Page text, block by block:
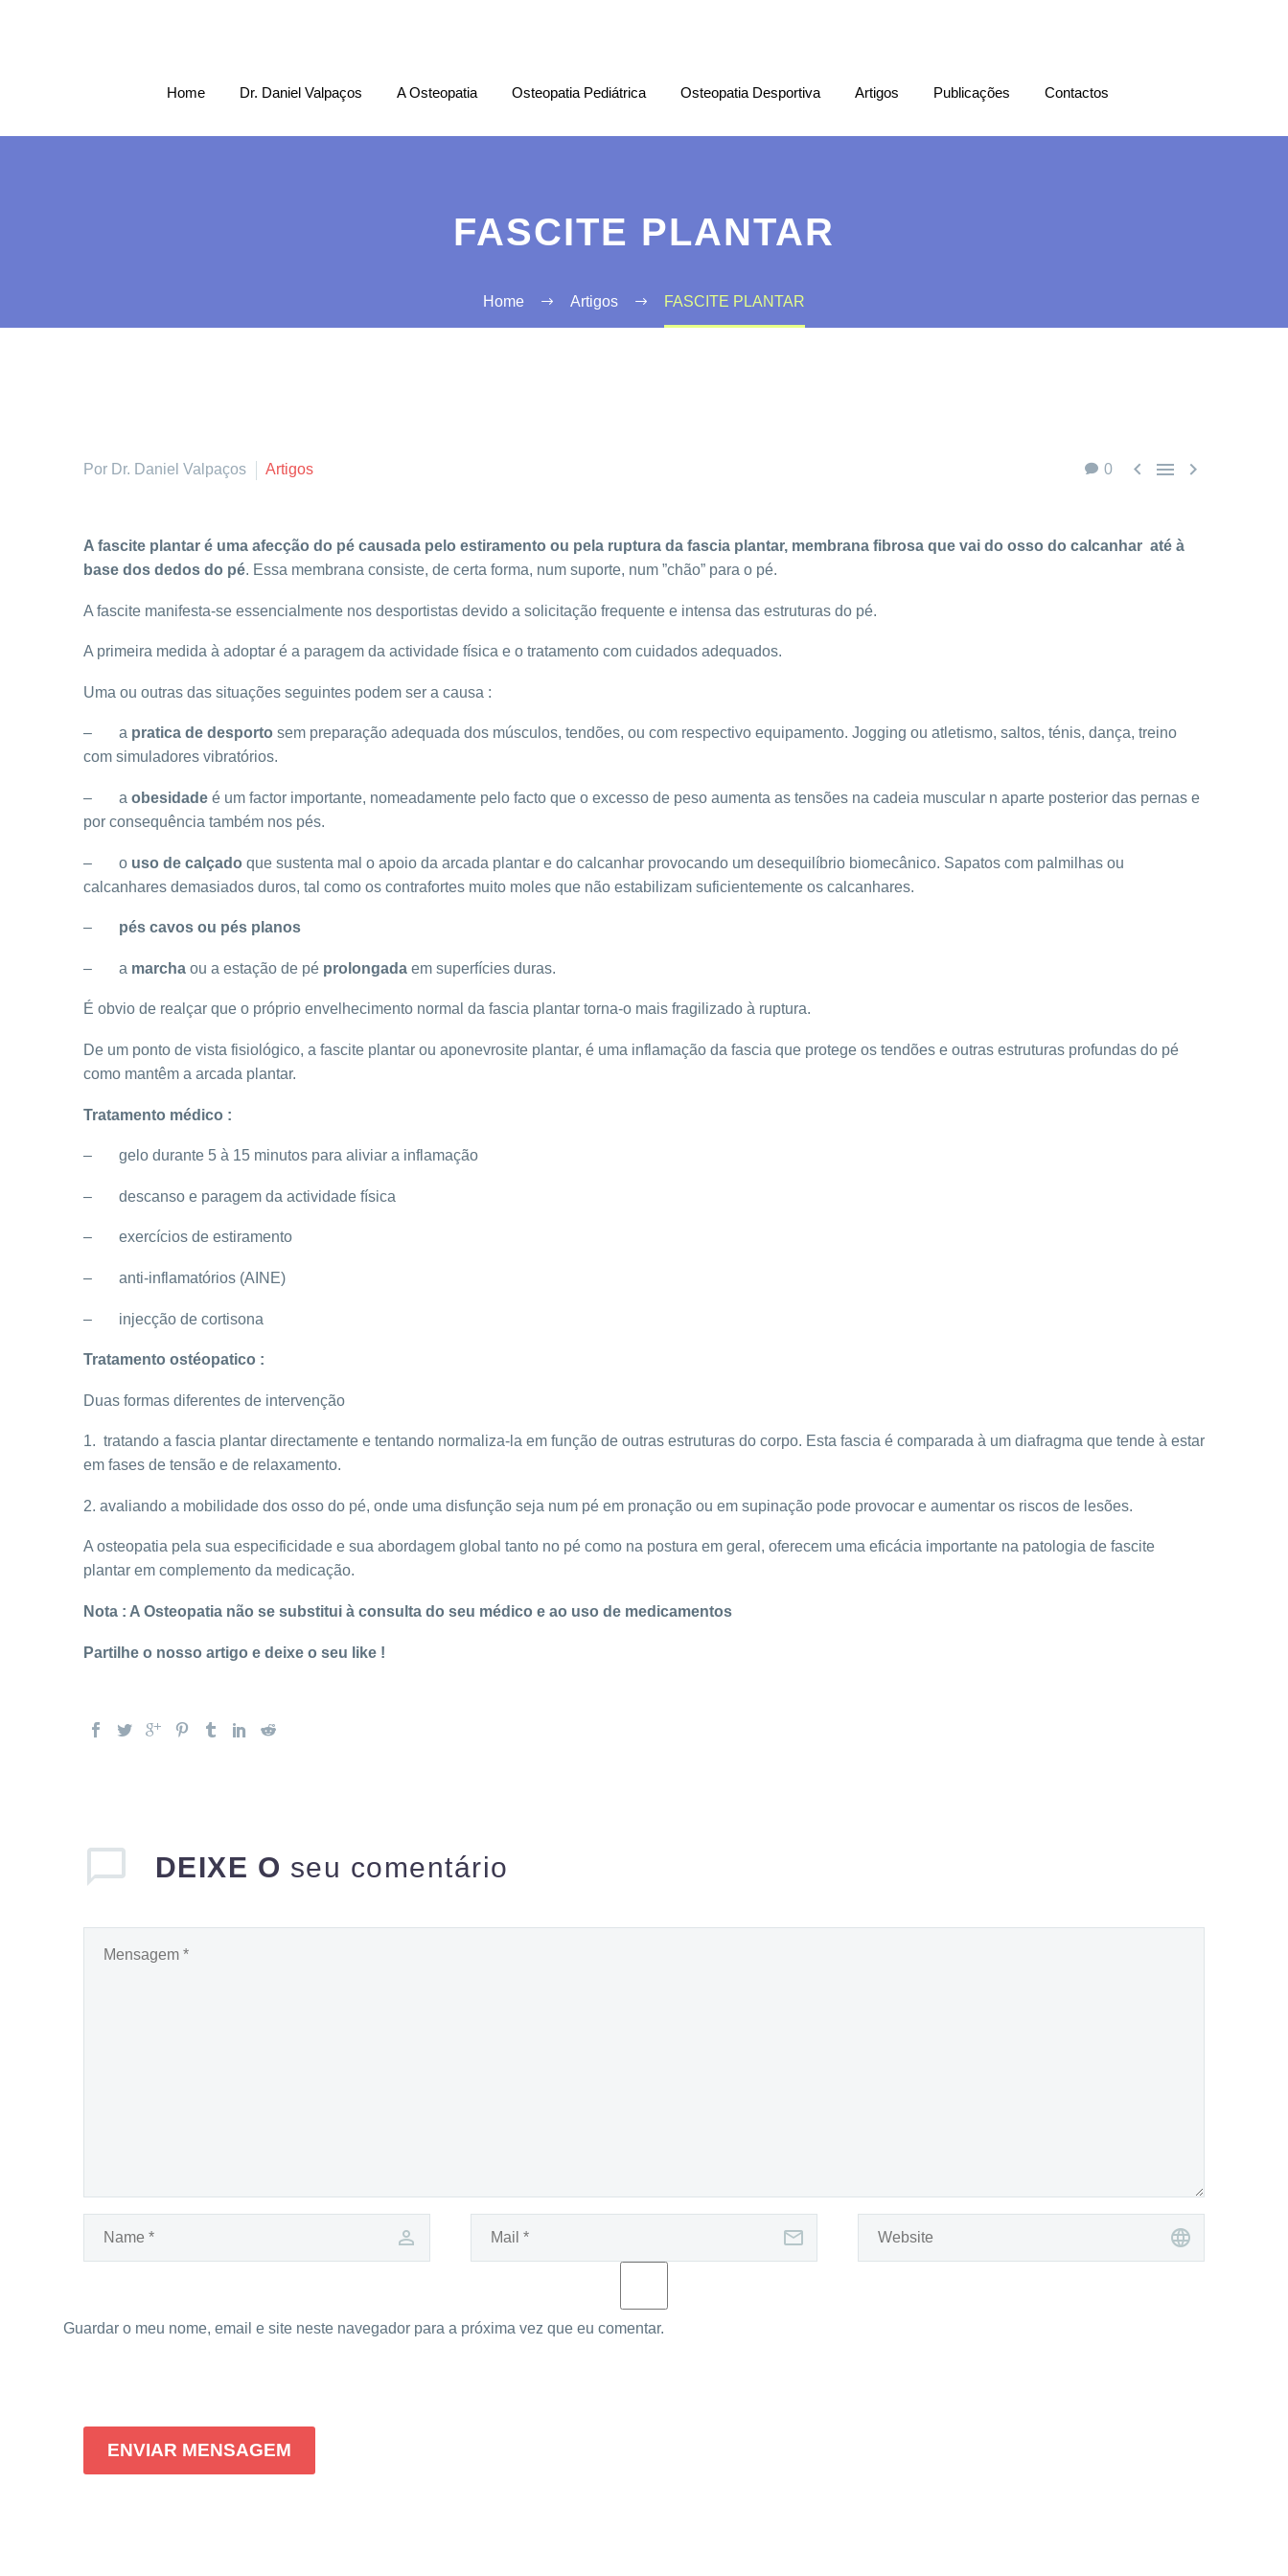
Home Dr. Daniel Valpaços A Osteopatia Osteopatia Pediátrica Osteopatia Desportiva Artigos Publicações Contactos
FASCITE PLANTAR
Home Artigos FASCITE PLANTAR
0   
Por Dr. Daniel Valpaços Artigos
A fascite plantar é uma afecção do pé causada pelo estiramento ou pela ruptura da fascia plantar, membrana fibrosa que vai do osso do calcanhar até à
base dos dedos do pé. Essa membrana consiste, de certa forma, num suporte, num ”chão” para o pé.
A fascite manifesta-se essencialmente nos desportistas devido a solicitação frequente e intensa das estruturas do pé.
A primeira medida à adoptar é a paragem da actividade física e o tratamento com cuidados adequados.
Uma ou outras das situações seguintes podem ser a causa :
– a pratica de desporto sem preparação adequada dos músculos, tendões, ou com respectivo equipamento. Jogging ou atletismo, saltos, ténis, dança, treino
com simuladores vibratórios.
– a obesidade é um factor importante, nomeadamente pelo facto que o excesso de peso aumenta as tensões na cadeia muscular n aparte posterior das pernas e
por consequência também nos pés.
– o uso de calçado que sustenta mal o apoio da arcada plantar e do calcanhar provocando um desequilíbrio biomecânico. Sapatos com palmilhas ou
calcanhares demasiados duros, tal como os contrafortes muito moles que não estabilizam suficientemente os calcanhares.
– pés cavos ou pés planos
– a marcha ou a estação de pé prolongada em superfícies duras.
É obvio de realçar que o próprio envelhecimento normal da fascia plantar torna-o mais fragilizado à ruptura.
De um ponto de vista fisiológico, a fascite plantar ou aponevrosite plantar, é uma inflamação da fascia que protege os tendões e outras estruturas profundas do pé
como mantêm a arcada plantar.
Tratamento médico :
– gelo durante 5 à 15 minutos para aliviar a inflamação
– descanso e paragem da actividade física
– exercícios de estiramento
– anti-inflamatórios (AINE)
– injecção de cortisona
Tratamento ostéopatico :
Duas formas diferentes de intervenção
1. tratando a fascia plantar directamente e tentando normaliza-la em função de outras estruturas do corpo. Esta fascia é comparada à um diafragma que tende à estar
em fases de tensão e de relaxamento.
2. avaliando a mobilidade dos osso do pé, onde uma disfunção seja num pé em pronação ou em supinação pode provocar e aumentar os riscos de lesões.
A osteopatia pela sua especificidade e sua abordagem global tanto no pé como na postura em geral, oferecem uma eficácia importante na patologia de fascite
plantar em complemento da medicação.
Nota : A Osteopatia não se substitui à consulta do seu médico e ao uso de medicamentos
Partilhe o nosso artigo e deixe o seu like !
DEIXE O seu comentário
Guardar o meu nome, email e site neste navegador para a próxima vez que eu comentar.
ENVIAR MENSAGEM